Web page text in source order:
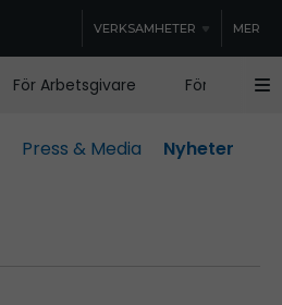
VERKSAMHETER MER
För Arbetsgivare För
Press & Media Nyheter